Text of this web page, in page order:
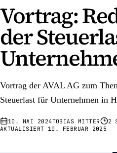
Vortrag:
der
Vortrag der AVAL AG zum
Steuerlast für Unternehmen in
10. MAI 2024TOBIAS MITTER
2
AKTUALISIERT 10. FEBRUAR 2025